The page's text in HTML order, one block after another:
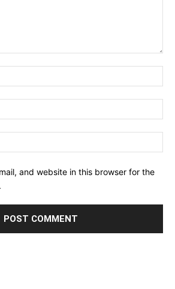
and website in this browser for the